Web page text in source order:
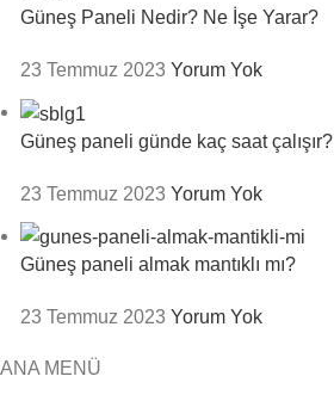
Güneş Paneli Nedir? Ne İşe Yarar?
23 Temmuz 2023 Yorum Yok
Güneş paneli günde kaç saat çalışır?
23 Temmuz 2023 Yorum Yok
Güneş paneli almak mantıklı mı?
23 Temmuz 2023 Yorum Yok
ANA MENÜ